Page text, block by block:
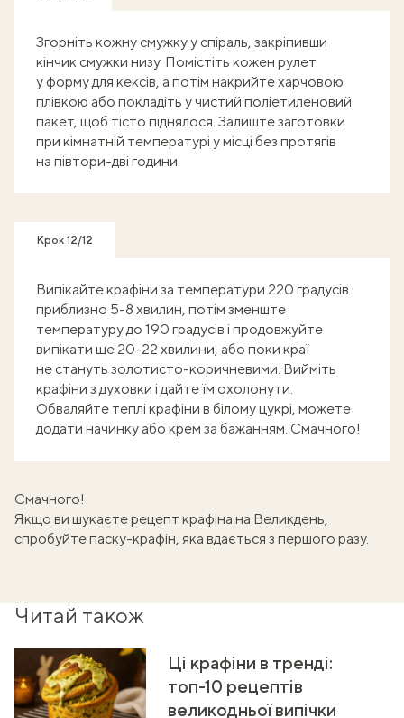
Згорніть кожну смужку у спіраль, закріпивши
кінчик смужки низу. Помістіть кожен рулет
у форму для кексів, а потім накрийте харчовою
плівкою або покладіть у чистий поліетиленовий
пакет, щоб тісто піднялося. Залиште заготовки
при кімнатній температурі у місці без протягів
на півтори-дві години.
Крок 12/12
Випікайте крафіни за температури 220 градусів
приблизно 5-8 хвилин, потім зменште
температуру до 190 градусів і продовжуйте
випікати ще 20-22 хвилини, або поки краї
не стануть золотисто-коричневими. Вийміть
крафіни з духовки і дайте їм охолонути.
Обваляйте теплі крафіни в білому цукрі, можете
додати начинку або крем за бажанням. Смачного!
Смачного!
Якщо ви шукаєте рецепт крафіна на Великдень,
спробуйтепаску-крафін, яка вдається з першого разу.
Читай також
Ці крафіни в тренді:
топ-10 рецептів
великодньої випічки